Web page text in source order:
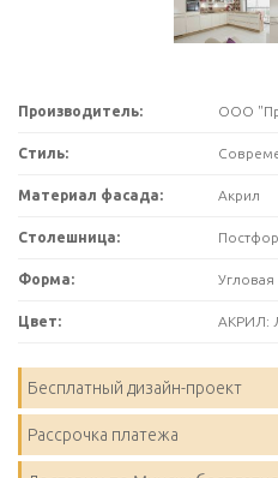
Производитель: ООО
Стиль:
Материал фасада: Акрил
Столешница:
Форма: Угловая
Цвет: АКРИЛ:
Бесплатный дизайн-проект
Рассрочка платежа